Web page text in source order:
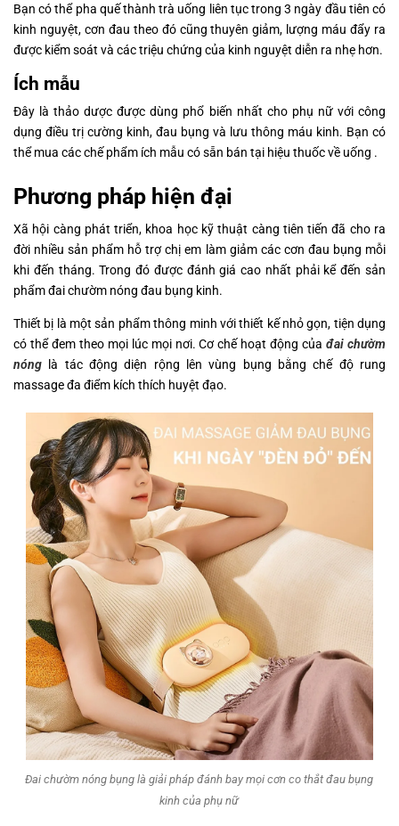
Bạn có thể pha quế thành trà uống liên tục trong 3 ngày đầu tiên có
kinh nguyệt, cơn đau theo đó cũng thuyên giảm, lượng máu đẩy ra
được kiểm soát và các triệu chứng của kinh nguyệt diễn ra nhẹ hơn.
Ích mẫu
Đây là thảo dược được dùng phổ biến nhất cho phụ nữ với công
dụng điều trị cường kinh, đau bụng và lưu thông máu kinh. Bạn có
thể mua các chế phẩm ích mẫu có sẵn bán tại hiệu thuốc về uống .
Phương pháp hiện đại
Xã hội càng phát triển, khoa học kỹ thuật càng tiên tiến đã cho ra
đời nhiều sản phẩm hỗ trợ chị em làm giảm các cơn đau bụng mỗi
khi đến tháng. Trong đó được đánh giá cao nhất phải kể đến sản
phẩm đai chườm nóng đau bụng kinh.
Thiết bị là một sản phẩm thông minh với thiết kế nhỏ gọn, tiện dụng
có thể đem theo mọi lúc mọi nơi. Cơ chế hoạt động củađai chườm
nóng là tác động diện rộng lên vùng bụng bằng chế độ rung
massage đa điểm kích thích huyệt đạo.
Đai chườm nóng bụng là giải pháp đánh bay mọi cơn co thắt đau bụng
kinh của phụ nữ